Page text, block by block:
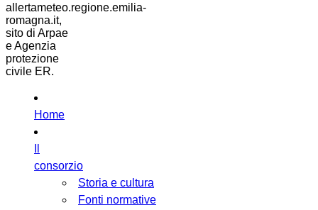
allertameteo.regione.emilia-
romagna.it,
sito di Arpae
e Agenzia
protezione
civile ER.
Home
consorzio
Storia e cultura
Fonti normative